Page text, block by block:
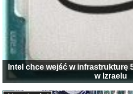
Intel chce wejść w infrastrukturę
w Izraelu